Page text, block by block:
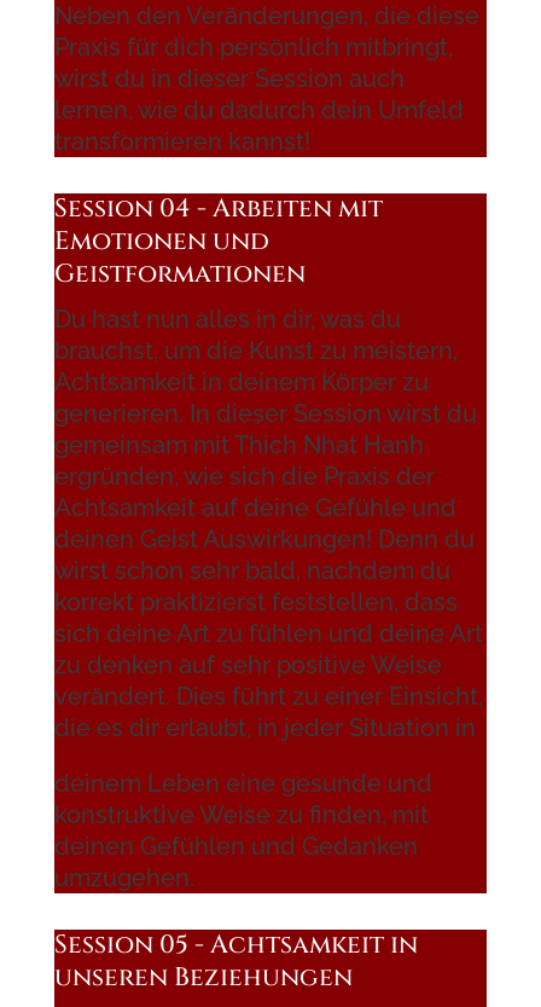
Neben den Veränderungen, die diese
Praxis für dich persönlich mitbringt,
wirst du in dieser Session auch
lernen, wie du dadurch dein Umfeld
transformieren kannst!
Session 04 - Arbeiten mit
Emotionen und
Geistformationen
Du hast nun alles in dir, was du
brauchst, um die Kunst zu meistern,
Achtsamkeit in deinem Körper zu
generieren. In dieser Session wirst du
gemeinsam mit Thich Nhat Hanh
ergründen, wie sich die Praxis der
Achtsamkeit auf deine Gefühle und
deinen Geist Auswirkungen! Denn du
wirst schon sehr bald, nachdem du
korrekt praktizierst feststellen, dass
sich deine Art zu fühlen und deine Art
zu denken auf sehr positive Weise
verändert. Dies führt zu einer Einsicht,
die es dir erlaubt, in jeder Situation in
deinem Leben eine gesunde und
konstruktive Weise zu finden, mit
deinen Gefühlen und Gedanken
umzugehen.
Session 05 - Achtsamkeit in
unseren Beziehungen